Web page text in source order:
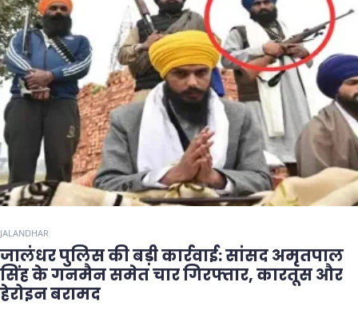
JALANDHAR
जालंधर पुलिस की बड़ी कार्रवाई: सांसद अमृतपाल
सिंह के गनमैन समेत चार गिरफ्तार, कारतूस और
हेरोइन बरामद